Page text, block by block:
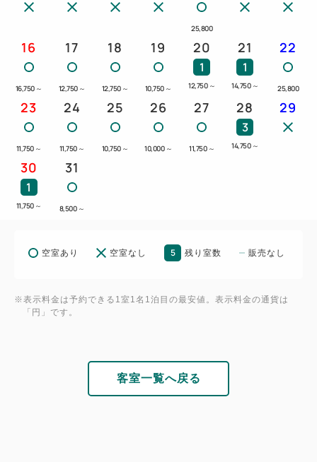
・シャンプー・コンディショナー・ボディソープ・フ
ェイス&ハンドフォーム・バスタオル＆ボディタオル
【全室禁煙】5階フロント階に設置している喫煙ブー
ス以外は禁煙となります。
（※電子タバコは禁煙対象）
※写真はイメージです
25,800
16
16,750 ～
17
12,750 ～
18
12,750 ～
19
10,750 ～
20
1
12,750 ～
21
1
14,750 ～
22
25,800
23
11,750 ～
24
11,750 ～
25
10,750 ～
26
10,000 ～
27
11,750 ～
28
3
14,750 ～
29
30
1
11,750 ～
31
8,500 ～
空室あり 空室なし 5 残り室数 販売なし
※表示料金は予約できる1室1名1泊目の最安値。表示料金の通貨は
「円」です。
客室一覧へ戻る